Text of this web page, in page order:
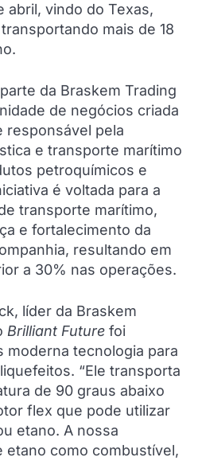
abril, vindo do Texas,
mais de 18
da Braskem Trading
de negócios criada
responsável pela
e transporte marítimo
petroquímicos e
é voltada para a
transporte marítimo,
e fortalecimento da
resultando em
a 30% nas operações.
líder da Braskem
Brilliant Future foi
moderna tecnologia para
“Ele transporta
de 90 graus abaixo
flex que pode utilizar
etano. A nossa
etano como combustível,